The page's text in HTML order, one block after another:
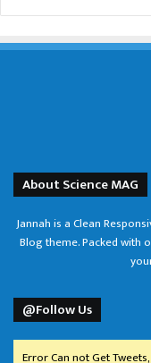
About Science MAG
Jannah is a Clean
Blog theme. Packed with
@Follow Us
Error Can not Get